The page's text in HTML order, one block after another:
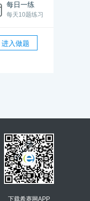
每日一练
每天10题练习
进入做题
下载希赛网APP